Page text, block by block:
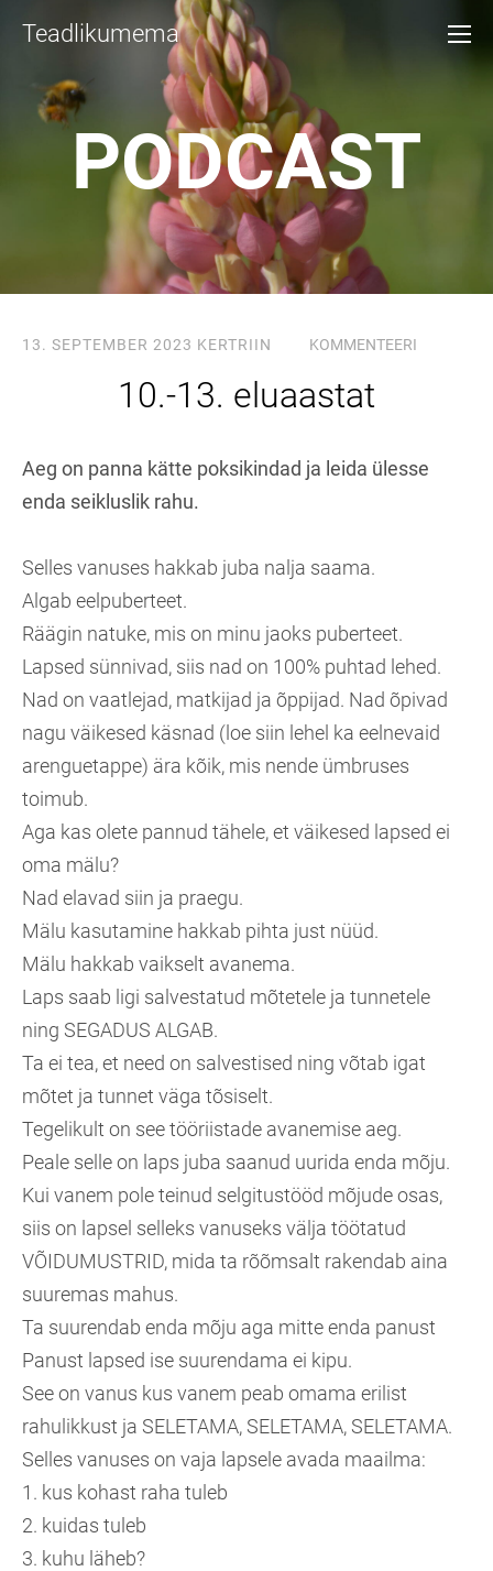
Teadlikumema
PODCAST
13. SEPTEMBER 2023 KERTRIIN KOMMENTEERI
10.-13. eluaastat
Aeg on panna kätte poksikindad ja leida ülesse
enda seikluslik rahu.
Selles vanuses hakkab juba nalja saama.
Algab eelpuberteet.
Räägin natuke, mis on minu jaoks puberteet.
Lapsed sünnivad, siis nad on 100% puhtad lehed.
Nad on vaatlejad, matkijad ja õppijad. Nad õpivad
nagu väikesed käsnad (loe siin lehel ka eelnevaid
arenguetappe) ära kõik, mis nende ümbruses
toimub.
Aga kas olete pannud tähele, et väikesed lapsed ei
oma mälu?
Nad elavad siin ja praegu.
Mälu kasutamine hakkab pihta just nüüd.
Mälu hakkab vaikselt avanema.
Laps saab ligi salvestatud mõtetele ja tunnetele
ning SEGADUS ALGAB.
Ta ei tea, et need on salvestised ning võtab igat
mõtet ja tunnet väga tõsiselt.
Tegelikult on see tööriistade avanemise aeg.
Peale selle on laps juba saanud uurida enda mõju.
Kui vanem pole teinud selgitustööd mõjude osas,
siis on lapsel selleks vanuseks välja töötatud
VÕIDUMUSTRID, mida ta rõõmsalt rakendab aina
suuremas mahus.
Ta suurendab enda mõju aga mitte enda panust
Panust lapsed ise suurendama ei kipu.
See on vanus kus vanem peab omama erilist
rahulikkust ja SELETAMA, SELETAMA, SELETAMA.
Selles vanuses on vaja lapsele avada maailma:
1. kus kohast raha tuleb
2. kuidas tuleb
3. kuhu läheb?